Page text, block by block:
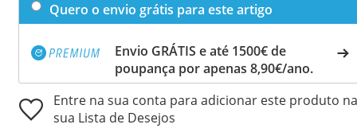
Quero o envio grátis para este artigo
Envio GRÁTIS e até 1500€ de
poupança por apenas 8,90€/ano.
Entre na sua conta para adicionar este produto na
sua Lista de Desejos